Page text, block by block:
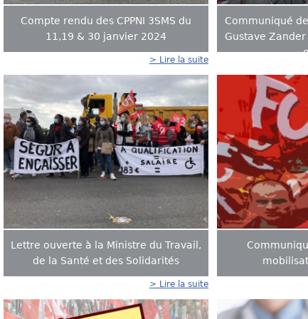
Compte rendu des CPPNI 3SMS du
11,19 & 30 janvier 2024
> Lire la suite
Communiqué
Gustave
Lettre ouverte à la Ministre du Travail,
de la Santé et des Solidarités
> Lire la suite